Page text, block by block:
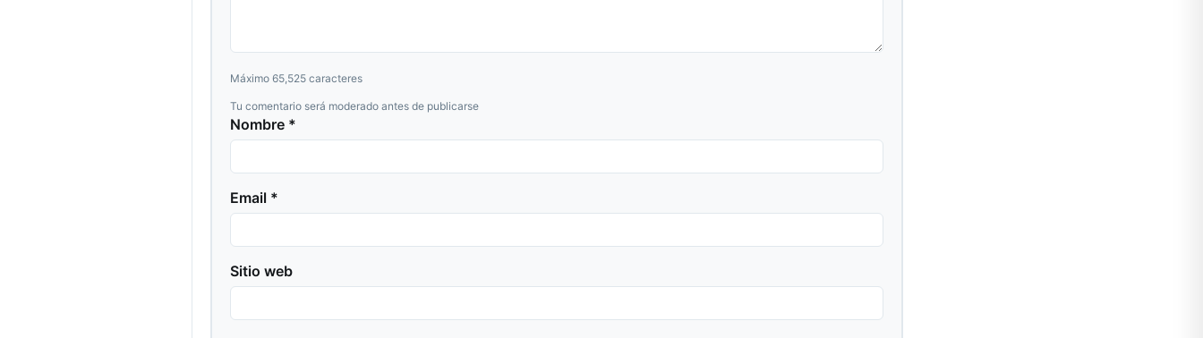
Máximo 65,525 caracteres
Tu comentario será moderado antes de publicarse
Nombre *
Email *
Sitio web